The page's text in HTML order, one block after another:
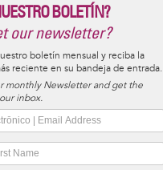
BOLETÍN?
our newsletter?
boletín mensual y reciba la
reciente en su bandeja de entrada.
monthly Newsletter and get the
inbox.